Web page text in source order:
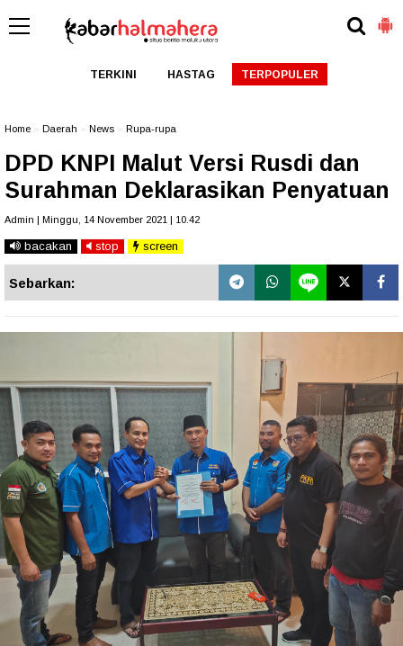
TERKINI HASTAG TERPOPULER
Home Daerah News Rupa-rupa
DPD KNPI Malut Versi Rusdi dan
Surahman Deklarasikan Penyatuan
Admin | Minggu, 14 November 2021 | 10.42
bacakan stop screen
Sebarkan: